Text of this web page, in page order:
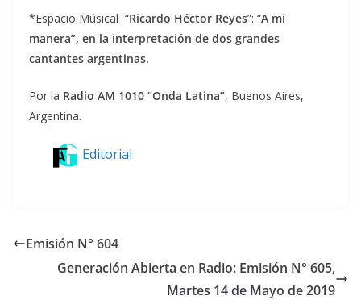
*Espacio Músical “Ricardo Héctor Reyes”: “A mi
manera”, en la interpretación de dos grandes
cantantes argentinas.
Por la Radio AM 1010 “Onda Latina”, Buenos Aires,
Argentina.
Editorial
Emisión N° 604
Generación Abierta en Radio: Emisión N° 605,
Martes 14 de Mayo de 2019